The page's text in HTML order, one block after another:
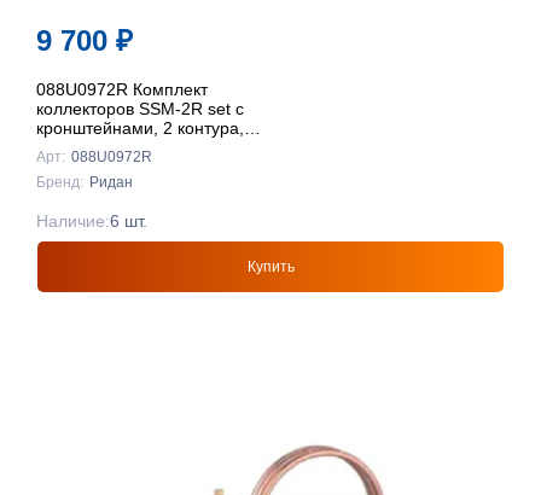
9 700 ₽
088U0972R Комплект
коллекторов SSM-2R set с
кронштейнами, 2 контура,
Ридан
Арт: 088U0972R
Бренд: Ридан
Купить
Наличие:6 шт.